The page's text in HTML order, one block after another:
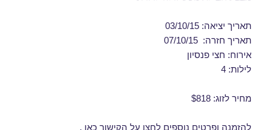
תאריך יציאה: 03/10/15
תאריך חזרה: 07/10/15
אירוח: חצי פנסיון
לילות: 4
מחיר לזוג: $818
להזמנה ופרטים נוספים לחצו על הקישור כאן .